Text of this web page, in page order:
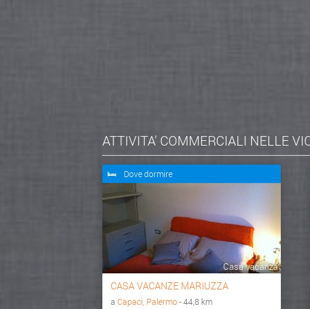
ATTIVITA' COMMERCIALI NELLE
Dove dormire
Casa vacanza
CASA VACANZE MARIUZZA
a Capaci, Palermo- 44,8 km